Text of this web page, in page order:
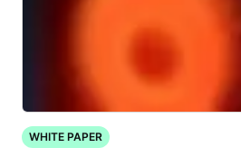
WHITE PAPER